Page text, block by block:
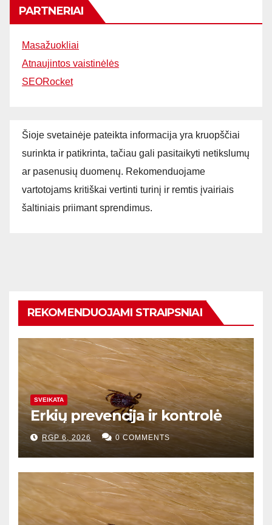
PARTNERIAI
Masažuokliai
Atnaujintos vaistinėlės
SEORocket
Šioje svetainėje pateikta informacija yra kruopščiai
surinkta ir patikrinta, tačiau gali pasitaikyti netikslumų
ar pasenusių duomenų. Rekomenduojame
vartotojams kritiškai vertinti turinį ir remtis įvairiais
šaltiniais priimant sprendimus.
REKOMENDUOJAMI STRAIPSNIAI
SVEIKATA
Erkių prevencija ir kontrolė
RGP 6, 2026 0 COMMENTS